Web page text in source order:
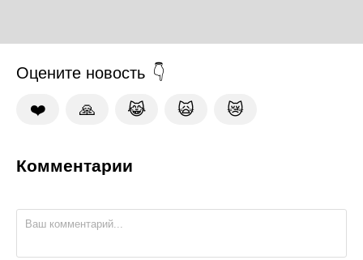
Оцените новость
❤️ 🙏 😹 🙀 😿
Комментарии